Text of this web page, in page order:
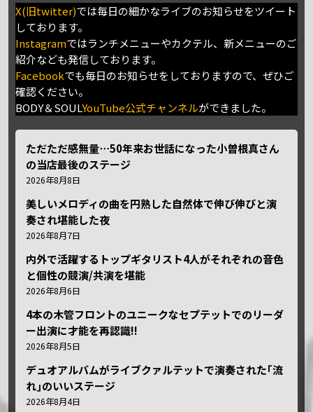
X(旧twitter)では毎日の細かなライブのお知らせをツイート
しております。
Instagramではランチメニューやカクテル、新メニューのご
紹介なども発信しております。
Facebookでも毎日のお知らせをしておりますので、ぜひご
確認ください。
BODY＆SOULYouTube公式チャンネルができました。
ただただ感無量⋯50年来お世話になった小曽根真さん
の当店最後のステージ
2026年8月8日
美しいメロディの曲を円熟した自然体で伸び伸びと演
奏され堪能した夜
2026年8月7日
内外で活躍するトップギタリスト4人がそれぞれの音色
と個性の競演/共演を堪能
2026年8月6日
4本の木管フロントのユニークなセプテットでのリーダ
ー出演に才能を再認識!!
2026年8月5日
デュオアルバムがライブクァルテットで演奏された｢流
れ｣のいいステージ
2026年8月4日